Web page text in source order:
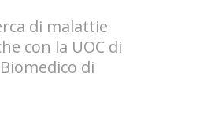
di malattie
con la UOC di
di